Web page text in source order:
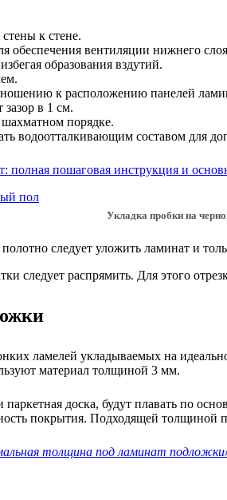
к стене.
обеспечения вентиляции нижнего
образования вздутий.
к расположению панелей
в 1 см.
порядке.
водоотталкивающим составом для
полная пошаговая инструкция и
Укладка пробки на
следует уложить ламинат и
следует распрямить. Для этого
ламелей укладываемых на
материал толщиной 3 мм.
доска, будут плавать по
покрытия. Подходящей толщиной
толщина под ламинат